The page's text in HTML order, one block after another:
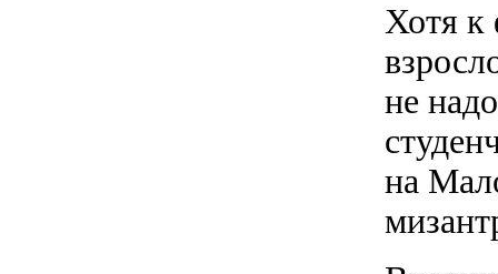
Хотя к
не
на